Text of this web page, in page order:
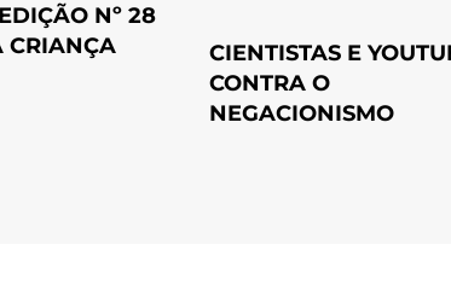
Nº 28
CRIANÇA
CIENTISTAS E
CONTRA O
NEGACIONISMO